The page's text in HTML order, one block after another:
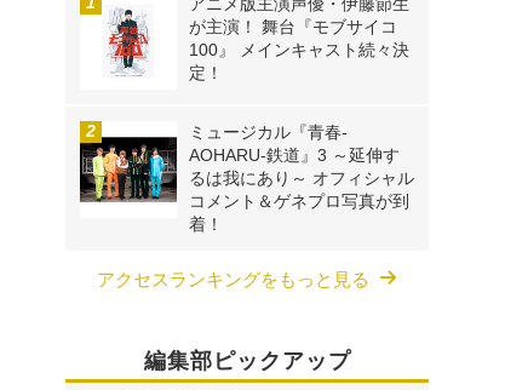
が主演！ 舞台『モブサイコ
100』 メインキャスト続々決
定！
ミュージカル『青春-
AOHARU-鉄道』3 ～延伸す
るは我にあり～ オフィシャル
コメント＆ゲネプロ写真が到
着！
アクセスランキングをもっと見る
編集部ピックアップ